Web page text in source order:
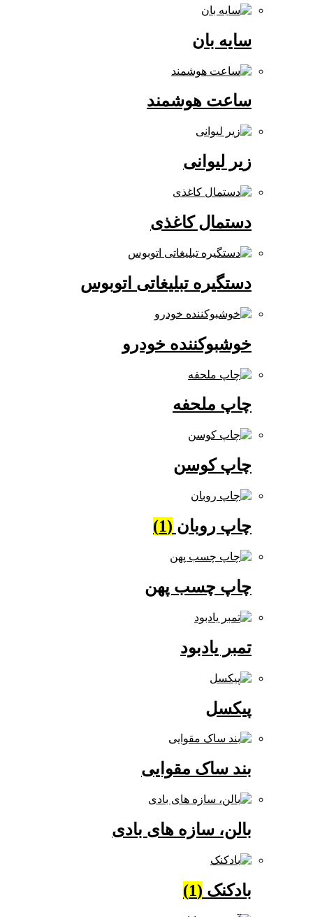
ساعت هوشمند
زیر لیوانی
دستمال کاغذی
دستگیره تبلیغاتی اتوبوس
خوشبوکننده خودرو
چاپ ملحفه
چاپ کوسن
چاپ روبان(1)
چاپ چسب پهن
تمبر یادبود
بند ساک مقوایی
بالن، سازه های بادی